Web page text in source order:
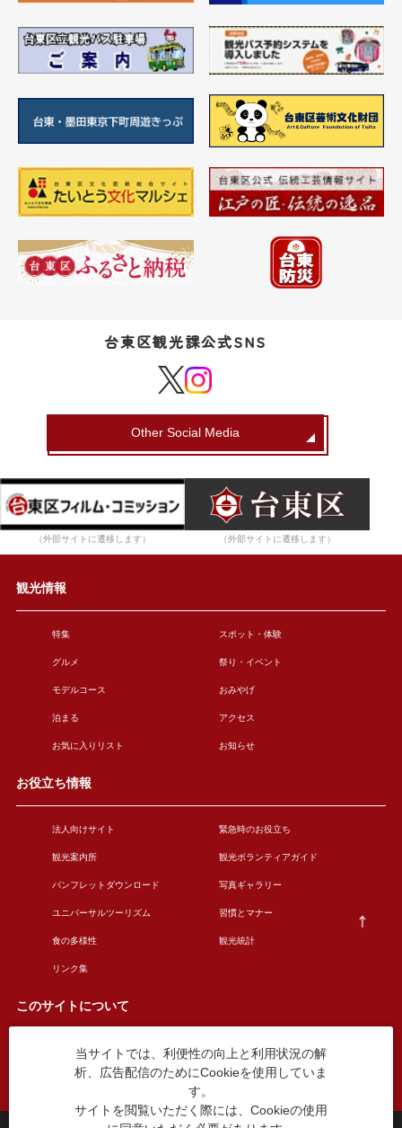
台東区観光課公式SNS
Other Social Media
（外部サイトに遷移します） （外部サイトに遷移します）
観光情報
特集 スポット・体験
グルメ 祭り・イベント
モデルコース おみやげ
泊まる アクセス
お気に入りリスト お知らせ
お役立ち情報
法人向けサイト 緊急時のお役立ち
観光案内所 観光ボランティアガイド
パンフレットダウンロード 写真ギャラリー
ユニバーサルツーリズム 習慣とマナー
食の多様性 観光統計
リンク集
このサイトについて
このサイトについて 広告掲載について
お問い合わせ
当サイトでは、利便性の向上と利用状況の解
析、広告配信のためにCookieを使用していま
す。
サイトを閲覧いただく際には、Cookieの使用